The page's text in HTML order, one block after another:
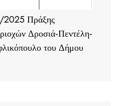
2025 Πράξης
Δροσιά-Πεντέλη-
του Δήμου